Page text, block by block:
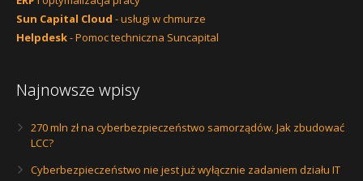
Sun Capital Cloud - usługi w chmurze
Helpdesk- Pomoc techniczna Suncapital
Najnowsze wpisy
270 mln zł na cyberbezpieczeństwo samorządów. Jak zbudować
LCC?
Cyberbezpieczeństwo nie jest już wyłącznie zadaniem działu IT